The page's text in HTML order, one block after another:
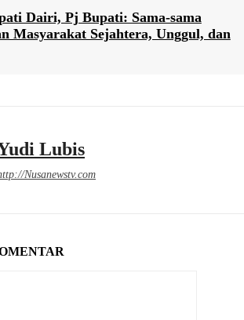
Dairi, Pj Bupati: Sama-sama
Masyarakat Sejahtera, Unggul, dan
Lubis
Nusanewstv.com